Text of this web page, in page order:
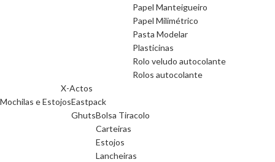
Papel Manteigueiro
Papel Milimétrico
Pasta Modelar
Plasticinas
Rolo veludo autocolante
Rolos autocolante
X-Actos
Mochilas e EstojosEastpack
GhutsBolsa Tiracolo
Carteiras
Estojos
Lancheiras